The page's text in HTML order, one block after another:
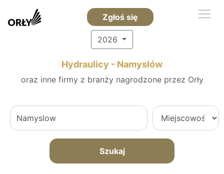
Zgłoś się
2026
Hydraulicy - Namysłów
oraz inne firmy z branży nagrodzone przez Orły
Szukaj